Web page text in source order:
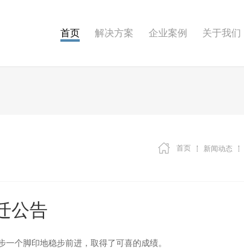
首页 解决方案 企业案例 关于我们
公告
首页 新闻动态
个脚印地稳步前进，取得了可喜的成绩。